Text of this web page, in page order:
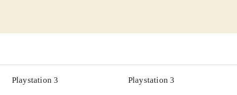
kan investere i udstyr, bygninger eller husdyr. Indkomsten
medens man selv tager sig af andre opgaver - fx at tage på
afgrøder. Med mellemrum bliver man tilbudt at tjene penge
Playstation 3 Playstation 3